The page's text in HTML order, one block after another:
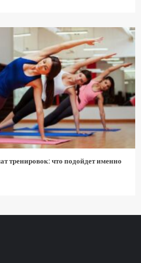
тренировок: что подойдет именно